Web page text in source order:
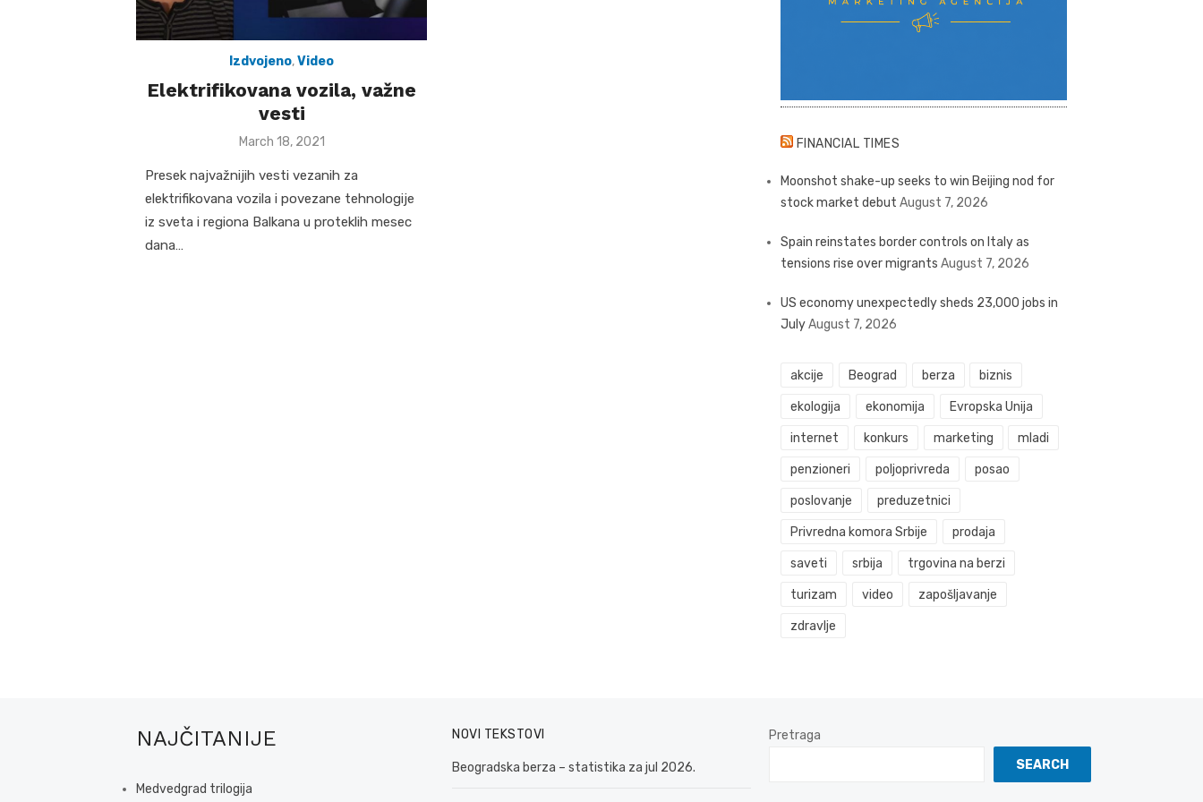
Izdvojeno,Video
Elektrifikovana vozila, važne
vesti
Posted
March 18, 2021
Presek najvažnijih vesti vezanih za
elektrifikovana vozila i povezane tehnologije
iz sveta i regiona Balkana u proteklih mesec
dana…
FINANCIAL TIMES
Moonshot shake-up seeks to win Beijing nod for
stock market debut August 7, 2026
Spain reinstates border controls on Italy as
tensions rise over migrants August 7, 2026
US economy unexpectedly sheds 23,000 jobs in
JulyAugust 7, 2026
akcije Beograd berza biznis
ekologija ekonomija Evropska Unija
internet konkurs marketing mladi
penzioneri poljoprivreda posao
poslovanje preduzetnici
Privredna komora Srbije prodaja
saveti srbija trgovina na berzi
turizam video zapošljavanje
zdravlje
NAJČITANIJE
Medvedgrad trilogija
NOVI TEKSTOVI
Beogradska berza – statistika za jul 2026.
Pretraga
SEARCH